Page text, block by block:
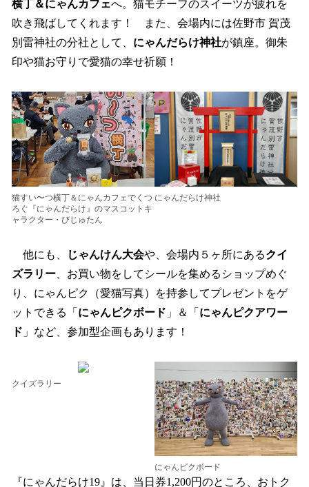
横丁＆にゃんカフェへ。猫モチーフのスイーツが疲れを
吹き飛ばしてくれます！ また、会場内には佐野市 賀茂
別雷神社の分社として、 にゃんだらけ神社が鎮座。御朱
印や猫お守りで愛猫の幸せ祈願！
猫すい〜つ横丁＆にゃんカフェでくつ
ろぐ『にゃんだらけ』のマスコットキ
ャラクター・びじゅたん
にゃんだらけ神社
他にも、 じゃんけん大会や、会場内５ヶ所にあるクイ
ズラリー 、お買い物をしてシールを集めるショップめぐ
り、にゃんピク（愛猫写真）を持参してプレゼントをゲ
ットできる「 にゃんピクボード 」＆「 にゃんピクアワー
ド 」など、参加型企画もあります！
クイズラリー
にゃんピクボード
『にゃんだらけ19』は、当日券1,200円のところ、おトク